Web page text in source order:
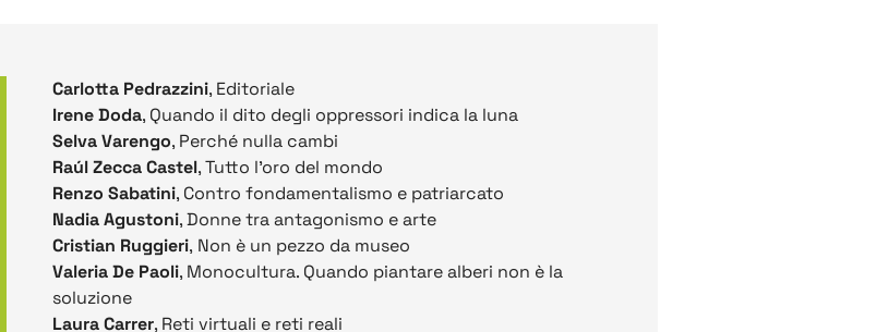
Carlotta Pedrazzini, Editoriale
Irene Doda, Quando il dito degli oppressori indica la luna
Selva Varengo, Perché nulla cambi
Raúl Zecca Castel, Tutto l'oro del mondo
Renzo Sabatini, Contro fondamentalismo e patriarcato
Nadia Agustoni, Donne tra antagonismo e arte
Cristian Ruggieri, Non è un pezzo da museo
Valeria De Paoli, Monocultura. Quando piantare alberi non è la
soluzione
Laura Carrer, Reti virtuali e reti reali